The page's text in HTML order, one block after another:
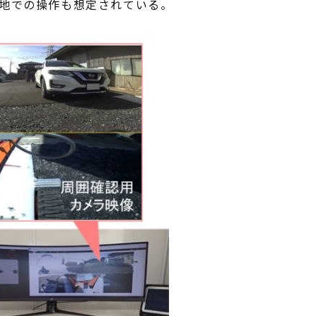
の操作も想定されている。